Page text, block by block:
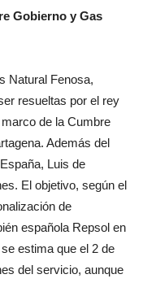
Gobierno y Gas
Natural Fenosa,
resueltas por el rey
de la Cumbre
Además del
Luis de
El objetivo, según el
de
española Repsol en
estima que el 2 de
del servicio, aunque